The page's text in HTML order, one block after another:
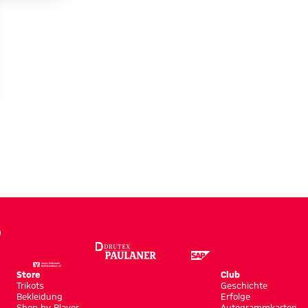
Store
Trikots
Bekleidung
Club
Geschichte
Erfolge